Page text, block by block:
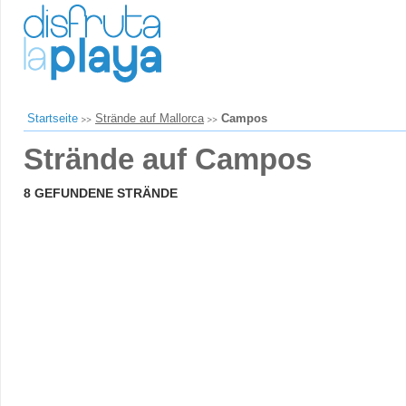
Startseite Strände auf Mallorca Campos
Strände auf Campos
8 GEFUNDENE STRÄNDE